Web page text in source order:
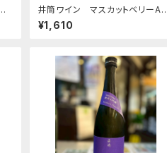
井筒ワイン マスカットベリー
720ｍｌ
¥1,610